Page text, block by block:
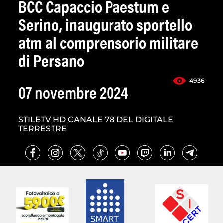
BCC Capaccio Paestum e
Serino, inaugurato sportello
atm al comprensorio militare
di Persano
4936
07 novembre 2024
STILETV HD CANALE 78 DEL DIGITALE
TERRESTRE